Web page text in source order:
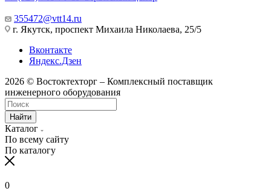
355472@vtt14.ru
г. Якутск, проспект Михаила Николаева, 25/5
Вконтакте
Яндекс.Дзен
2026 © Востоктехторг – Комплексный поставщик
инженерного оборудования
Найти
Каталог
По всему сайту
По каталогу
0